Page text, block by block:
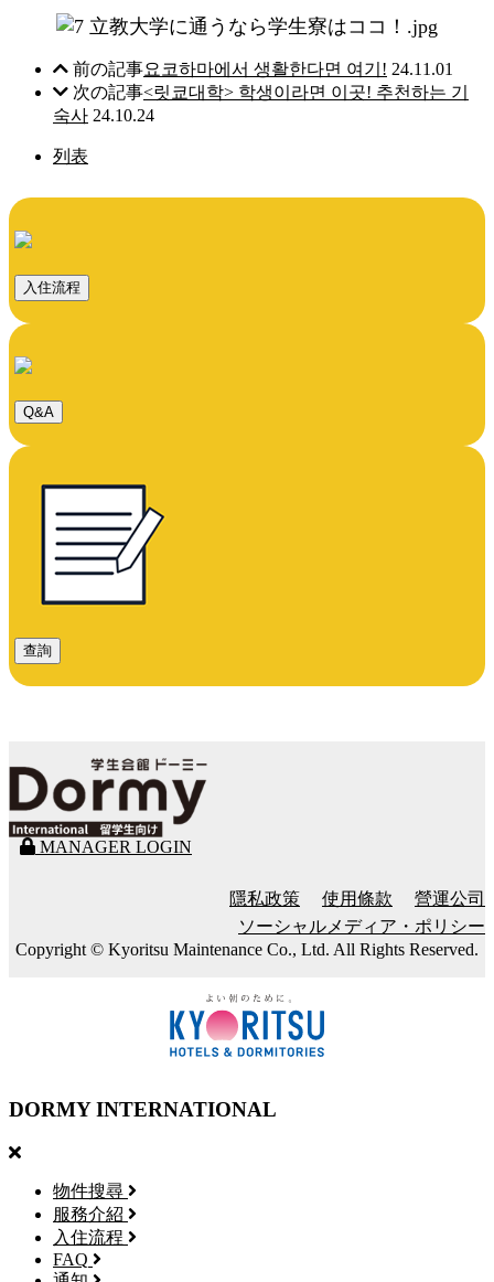
前の記事요코하마에서 생활한다면 여기! 24.11.01
次の記事<릿쿄대학> 학생이라면 이곳! 추천하는 기
숙사 24.10.24
列表
入住流程
Q&A
查詢
MANAGER LOGIN
隱私政策 使用條款
營運公司
ソーシャルメディア・ポリシー
Copyright © Kyoritsu Maintenance Co., Ltd. All Rights Reserved.
DORMY INTERNATIONAL
物件搜尋
服務介紹
入住流程
FAQ